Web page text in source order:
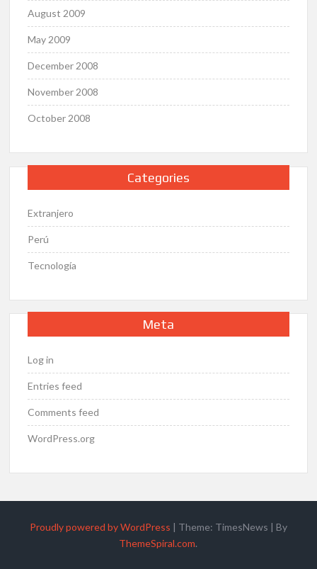
August 2009
May 2009
December 2008
November 2008
October 2008
Categories
Extranjero
Perú
Tecnología
Meta
Log in
Entries feed
Comments feed
WordPress.org
Proudly powered by WordPress | Theme: TimesNews | By
ThemeSpiral.com.